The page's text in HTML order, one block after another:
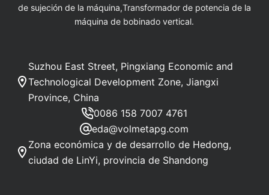
de sujeción de la máquina,Transformador de potencia de la
máquina de bobinado vertical.
Suzhou East Street, Pingxiang Economic and
Technological Development Zone, Jiangxi
Province, China
0086 158 7007 4761
eda@volmetapg.com
Zona económica y de desarrollo de Hedong,
ciudad de LinYi, provincia de Shandong